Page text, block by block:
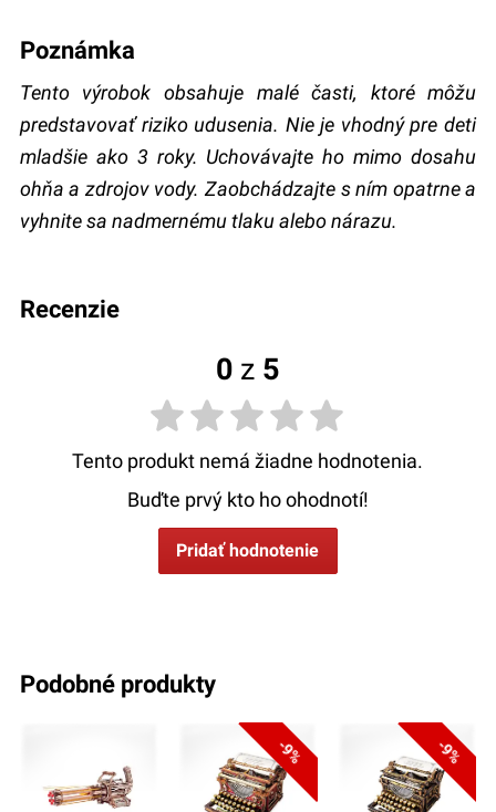
Poznámka
Tento výrobok obsahuje malé časti, ktoré môžu
predstavovať riziko udusenia. Nie je vhodný pre deti
mladšie ako 3 roky. Uchovávajte ho mimo dosahu
ohňa a zdrojov vody. Zaobchádzajte s ním opatrne a
vyhnite sa nadmernému tlaku alebo nárazu.
recenzie
0 z 5
Tento produkt nemá žiadne hodnotenia.
Buďte prvý kto ho ohodnotí!
Pridať hodnotenie
podobné produkty
-9% -9%